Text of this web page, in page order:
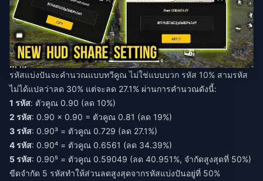
รหัสแบ่งปันจะคำนวณแบบทวีคูณ ไม่ใช่แบบบวก รหัส 10% สามรหัส
ไม่ได้แปลว่าลด 30% แต่จะลด 27.1% ผ่านการคำนวณดังนี้:
1 รหัส: ตัวคูณ 0.90 (ลด 10%)
2 รหัส: 0.90 × 0.90 = ตัวคูณ 0.81 (ลด 19%)
3 รหัส: 0.90³ = ตัวคูณ 0.729 (ลด 27.1%)
4 รหัส: 0.90⁴ = ตัวคูณ 0.6561 (ลด 34.39%)
5 รหัส: 0.90⁵ = ตัวคูณ 0.59049 (ลด 40.951%, จำกัดสูงสุดที่ 50%)
ขีดจำกัด 5 รหัสทำให้ส่วนลดสูงสุดจากรหัสแบ่งปันอยู่ที่ 50%